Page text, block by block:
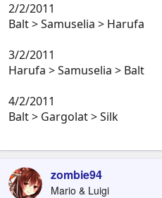
2/2/2011
Balt > Samuselia > Harufa
3/2/2011
Harufa > Samuselia > Balt
4/2/2011
Balt > Gargolat > Silk
zombie94
Mario & Luigi